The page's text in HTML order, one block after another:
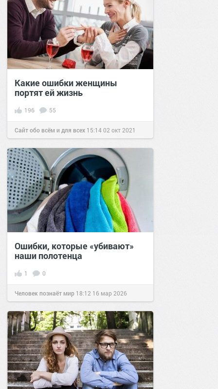
Какие ошибки женщины
портят ей жизнь
196 55
Сайт обо всём и для всех 15:1402 окт 2021
Ошибки, которые «убивают»
наши полотенца
1 0
Человек познаёт мир 18:12 16 мар 2026